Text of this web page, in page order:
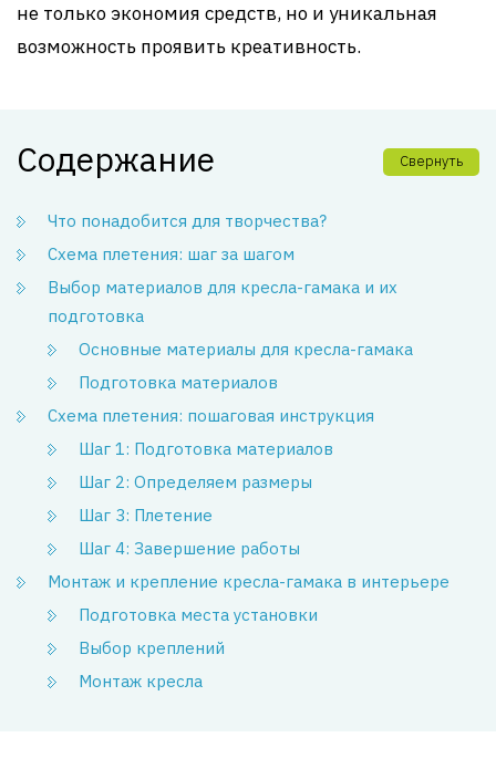
не только экономия средств, но и уникальная
возможность проявить креативность.
Содержание Свернуть
Что понадобится для творчества?
Схема плетения: шаг за шагом
Выбор материалов для кресла-гамака и их
подготовка
Основные материалы для кресла-гамака
Подготовка материалов
Схема плетения: пошаговая инструкция
Шаг 1: Подготовка материалов
Шаг 2: Определяем размеры
Шаг 3: Плетение
Шаг 4: Завершение работы
Монтаж и крепление кресла-гамака в интерьере
Подготовка места установки
Выбор креплений
Монтаж кресла